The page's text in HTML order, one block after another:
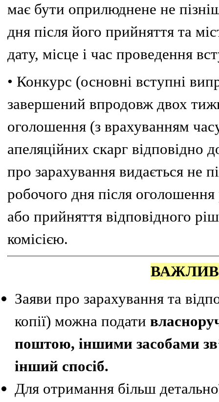
має бути оприлюднене не
дня після його прийняття та
дату, місце і час проведення
• Конкурс (основні вступні
завершений впродовж двох
оголошення (з врахуванням
апеляційних скарг відповідно
про зарахування видається не
робочого дня після оголошення
або прийняття відповідного
комісією.
Заяви про зарахування та
копії) можна подати
поштою, іншими засобами
інший спосіб.
Для отримання більш